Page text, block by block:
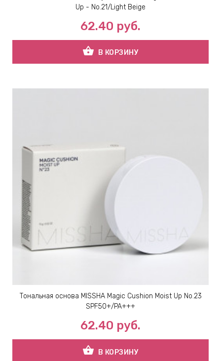
Up - No.21/Light Beige
62.40 руб.
shopping_basket В КОРЗИНУ
Тональная основа MISSHA Magic Cushion Moist Up No.23
SPF50+/PA+++
62.40 руб.
shopping_basket В КОРЗИНУ